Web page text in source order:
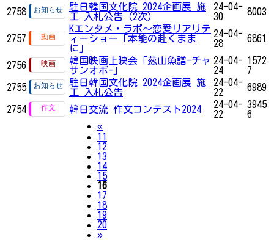
2758
駐日韓国文化院 2024企画展 施
工 入札公告（2次）
24-04-
30
8003
2757
Kエンタメ・ラボ～恋愛リアリテ
ィーショー「本能の赴くまま
に」
24-04-
28
6861
2756
韓国映画上映会「茲山魚譜-チャ
サンオボ-」
24-04-
24
1572
7
2755
駐日韓国文化院 2024企画展 施
工 入札公告
24-04-
22
6989
2754 韓日交流 作文コンテスト2024
24-04-
22
3945
6
«Previous
11
12
13
14
15
16
17
18
19
20
»Next